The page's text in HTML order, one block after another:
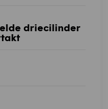
driecilinder